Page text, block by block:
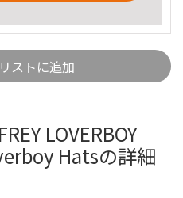
ストに追加
LOVERBOY
Hatsの詳細